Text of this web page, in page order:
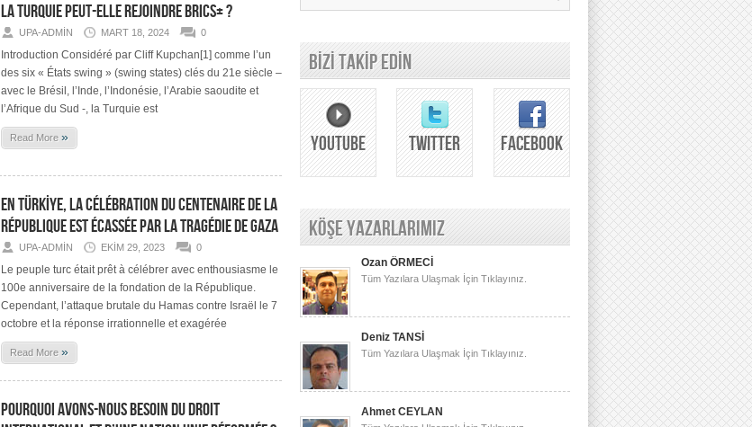
LA TURQUIE PEUT-ELLE REJOINDRE BRICS+ ?
UPA-ADMIN MART 18, 2024 0
Introduction Considéré par Cliff Kupchan[1] comme l’un
des six « États swing » (swing states) clés du 21e siècle –
avec le Brésil, l’Inde, l’Indonésie, l’Arabie saoudite et
l’Afrique du Sud -, la Turquie est
Read More »
EN TÜRKİYE, LA CÉLÉBRATION DU CENTENAIRE DE LA
RÉPUBLIQUE EST ÉCASSÉE PAR LA TRAGÉDIE DE GAZA
UPA-ADMIN EKIM 29, 2023 0
Le peuple turc était prêt à célébrer avec enthousiasme le
100e anniversaire de la fondation de la République.
Cependant, l’attaque brutale du Hamas contre Israël le 7
octobre et la réponse irrationnelle et exagérée
Read More »
POURQUOI AVONS-NOUS BESOIN DU DROIT
BİZİ TAKİP EDİN
YOUTUBE TWITTER FACEBOOK
KÖŞE YAZARLARIMIZ
Ozan ÖRMECİ
Tüm Yazılara Ulaşmak İçin Tıklayınız.
Deniz TANSİ
Tüm Yazılara Ulaşmak İçin Tıklayınız.
Ahmet CEYLAN